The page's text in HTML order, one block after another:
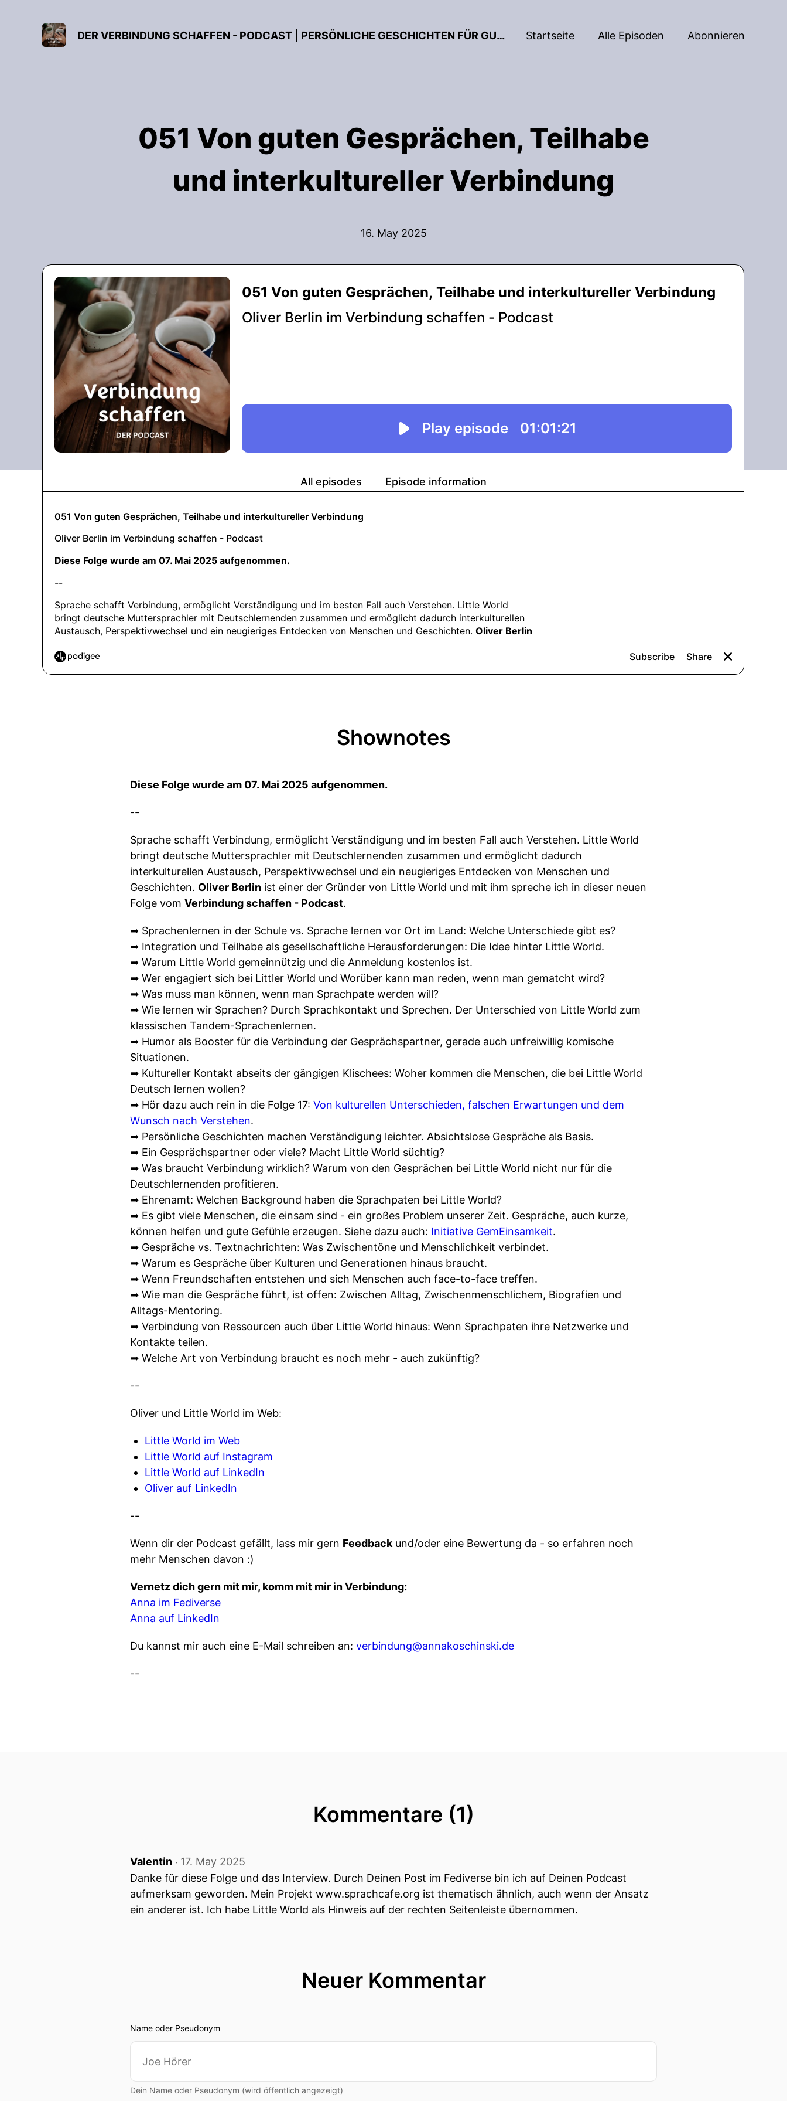
DER VERBINDUNG SCHAFFEN - PODCAST | PERSÖNLICHE GESCHICHTEN FÜR GUTE BEZIEHUNGEN Startseite Alle Episoden Abonnieren
051 Von guten Gesprächen, Teilhabe
und interkultureller Verbindung
16. May 2025
Shownotes
Diese Folge wurde am 07. Mai 2025 aufgenommen.
--
Sprache schafft Verbindung, ermöglicht Verständigung und im besten Fall auch Verstehen. Little World
bringt deutsche Muttersprachler mit Deutschlernenden zusammen und ermöglicht dadurch
interkulturellen Austausch, Perspektivwechsel und ein neugieriges Entdecken von Menschen und
Geschichten. Oliver Berlin ist einer der Gründer von Little World und mit ihm spreche ich in dieser neuen
Folge vom Verbindung schaffen - Podcast.
➡ Sprachenlernen in der Schule vs. Sprache lernen vor Ort im Land: Welche Unterschiede gibt es?
➡ Integration und Teilhabe als gesellschaftliche Herausforderungen: Die Idee hinter Little World.
➡ Warum Little World gemeinnützig und die Anmeldung kostenlos ist.
➡ Wer engagiert sich bei Littler World und Worüber kann man reden, wenn man gematcht wird?
➡ Was muss man können, wenn man Sprachpate werden will?
➡ Wie lernen wir Sprachen? Durch Sprachkontakt und Sprechen. Der Unterschied von Little World zum
klassischen Tandem-Sprachenlernen.
➡ Humor als Booster für die Verbindung der Gesprächspartner, gerade auch unfreiwillig komische
Situationen.
➡ Kultureller Kontakt abseits der gängigen Klischees: Woher kommen die Menschen, die bei Little World
Deutsch lernen wollen?
➡ Hör dazu auch rein in die Folge 17: Von kulturellen Unterschieden, falschen Erwartungen und dem
Wunsch nach Verstehen.
➡ Persönliche Geschichten machen Verständigung leichter. Absichtslose Gespräche als Basis.
➡ Ein Gesprächspartner oder viele? Macht Little World süchtig?
➡ Was braucht Verbindung wirklich? Warum von den Gesprächen bei Little World nicht nur für die
Deutschlernenden profitieren.
➡ Ehrenamt: Welchen Background haben die Sprachpaten bei Little World?
➡ Es gibt viele Menschen, die einsam sind - ein großes Problem unserer Zeit. Gespräche, auch kurze,
können helfen und gute Gefühle erzeugen. Siehe dazu auch: Initiative GemEinsamkeit.
➡ Gespräche vs. Textnachrichten: Was Zwischentöne und Menschlichkeit verbindet.
➡ Warum es Gespräche über Kulturen und Generationen hinaus braucht.
➡ Wenn Freundschaften entstehen und sich Menschen auch face-to-face treffen.
➡ Wie man die Gespräche führt, ist offen: Zwischen Alltag, Zwischenmenschlichem, Biografien und
Alltags-Mentoring.
➡ Verbindung von Ressourcen auch über Little World hinaus: Wenn Sprachpaten ihre Netzwerke und
Kontakte teilen.
➡ Welche Art von Verbindung braucht es noch mehr - auch zukünftig?
--
Oliver und Little World im Web:
Little World im Web
Little World auf Instagram
Little World auf LinkedIn
Oliver auf LinkedIn
--
Wenn dir der Podcast gefällt, lass mir gern Feedback und/oder eine Bewertung da - so erfahren noch
mehr Menschen davon :)
Vernetz dich gern mit mir, komm mit mir in Verbindung:
Anna im Fediverse
Anna auf LinkedIn
Du kannst mir auch eine E-Mail schreiben an: verbindung@annakoschinski.de
--
Kommentare (1)
Valentin ‧ 17. May 2025
Danke für diese Folge und das Interview. Durch Deinen Post im Fediverse bin ich auf Deinen Podcast
aufmerksam geworden. Mein Projekt www.sprachcafe.org ist thematisch ähnlich, auch wenn der Ansatz
ein anderer ist. Ich habe Little World als Hinweis auf der rechten Seitenleiste übernommen.
Neuer Kommentar
Name oder Pseudonym
Dein Name oder Pseudonym (wird öffentlich angezeigt)